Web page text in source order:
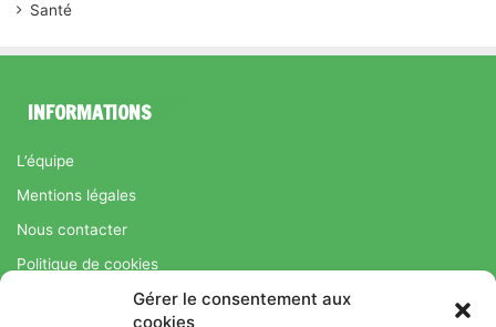
Gérer le consentement aux
cookies
Santé
INFORMATIONS
L’équipe
Mentions légales
Nous contacter
Politique de cookies
Régime Savoir Maigrir.fr : La méthode Jean-Michel Cohen pour
une perte de poids durable